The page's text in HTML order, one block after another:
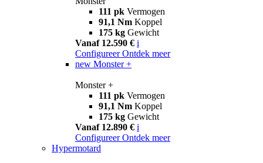
111 pk Vermogen
91,1 Nm Koppel
175 kg Gewicht
Vanaf 12.590 € i
Configureer Ontdek meer
new Monster +
Monster +
111 pk Vermogen
91,1 Nm Koppel
175 kg Gewicht
Vanaf 12.890 € i
Configureer Ontdek meer
Hypermotard